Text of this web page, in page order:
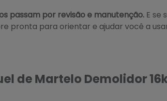
passam por revisão e manutenção. E se
pronta para orientar e ajudar você a
de Martelo Demolidor